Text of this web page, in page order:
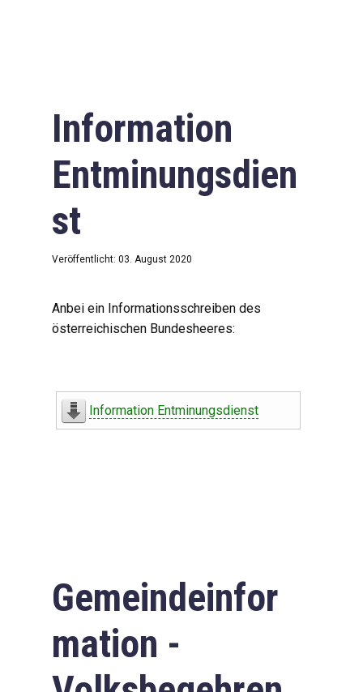
Information
Entminungsdien
st
Veröffentlicht: 03. August 2020
Anbei ein Informationsschreiben des
österreichischen Bundesheeres:
Information Entminungsdienst
Gemeindeinfor
mation -